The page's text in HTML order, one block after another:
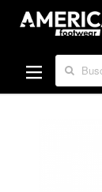
Buscar por: